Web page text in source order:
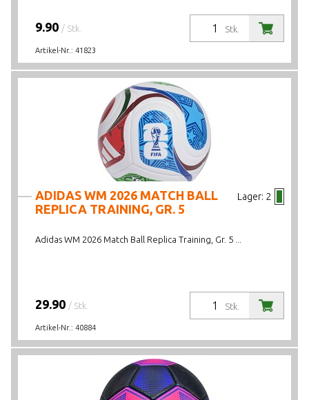
Stk.
9.90 / Stk.
Artikel-Nr.: 41823
Lager: 2
ADIDAS WM 2026 MATCH BALL
REPLICA TRAINING, GR. 5
Adidas WM 2026 Match Ball Replica Training, Gr. 5 ...
Stk.
29.90 / Stk.
Artikel-Nr.: 40884